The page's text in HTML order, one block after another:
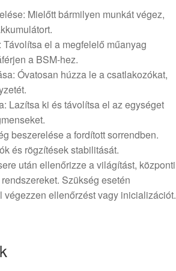
Mielőtt bármilyen munkát végez,
el a megfelelő műanyag
a BSM-hez.
Óvatosan húzza le a csatlakozókat,
Lazítsa ki és távolítsa el az egységet
beszerelése a fordított sorrendben.
és rögzítések stabilitását.
után ellenőrizze a világítást, központi
Szükség esetén
ellenőrzést vagy inicializációt.